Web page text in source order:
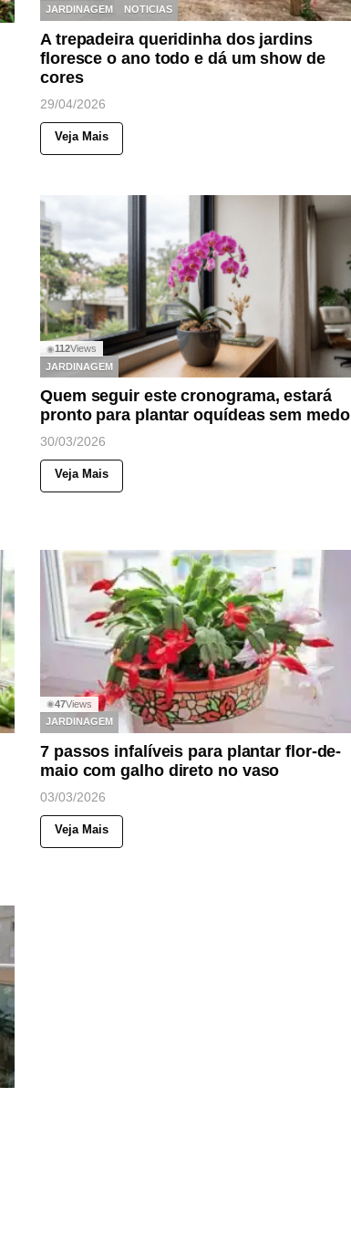
JARDINAGEM
NOTICIAS
A trepadeira queridinha dos jardins
floresce o ano todo e dá um show de
cores
29/04/2026
Veja Mais
◉112Views
JARDINAGEM
Quem seguir este cronograma, estará
pronto para plantar oquídeas sem medo
30/03/2026
Veja Mais
◉47Views
JARDINAGEM
7 passos infalíveis para plantar flor-de-
maio com galho direto no vaso
03/03/2026
Veja Mais